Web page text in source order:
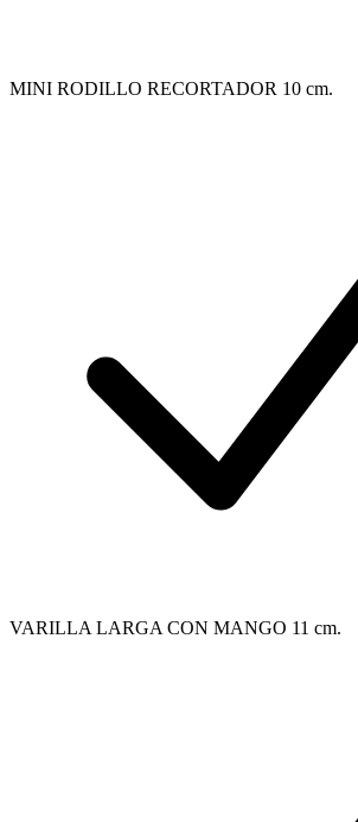
MINI RODILLO RECORTADOR 10 cm.
VARILLA LARGA CON MANGO 11 cm.